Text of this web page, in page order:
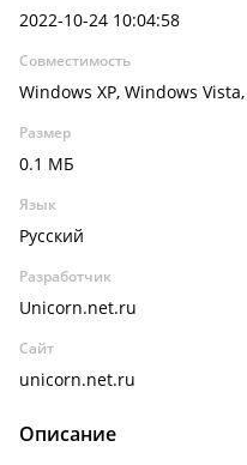
2022-10-24 10:04:58
Совместимость
Windows XP, Windows
Размер
0.1 МБ
Язык
Русский
Разработчик
Unicorn.net.ru
Сайт
unicorn.net.ru
Описание